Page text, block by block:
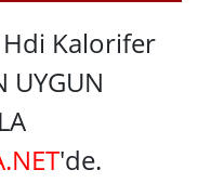
Hdi Kalorifer
UYGUN
'de.